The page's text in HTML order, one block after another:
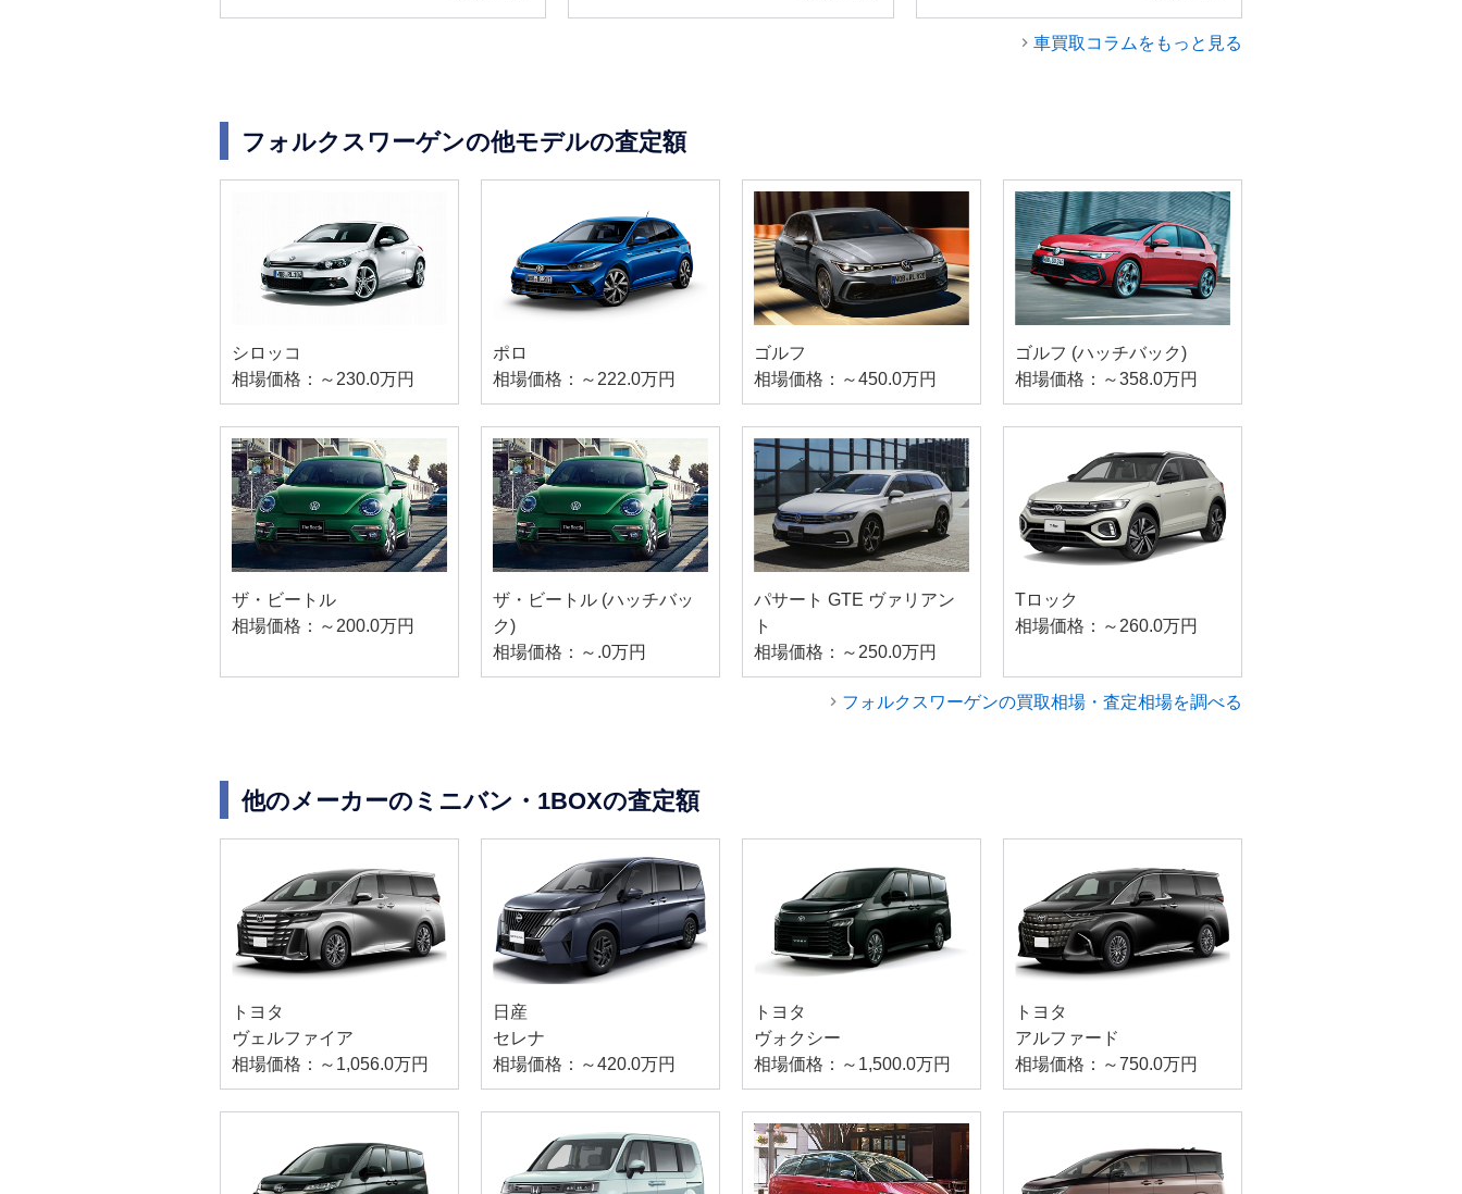
車買取コラムをもっと見る
フォルクスワーゲンの他モデルの査定額
シロッコ
相場価格：～230.0万円
ポロ
相場価格：～222.0万円
ゴルフ
相場価格：～450.0万円
ゴルフ (ハッチバック)
相場価格：～358.0万円
ザ・ビートル
相場価格：～200.0万円
ザ・ビートル (ハッチバッ
ク)
相場価格：～.0万円
パサート GTE ヴァリアン
ト
相場価格：～250.0万円
Tロック
相場価格：～260.0万円
フォルクスワーゲンの買取相場・査定相場を調べる
他のメーカーのミニバン・1BOXの査定額
トヨタ
ヴェルファイア
相場価格：～1,056.0万円
日産
セレナ
相場価格：～420.0万円
トヨタ
ヴォクシー
相場価格：～1,500.0万円
トヨタ
アルファード
相場価格：～750.0万円